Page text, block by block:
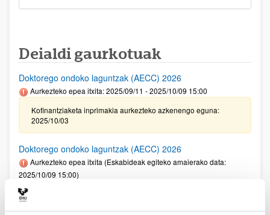
Deialdi gaurkotuak
Doktorego ondoko laguntzak (AECC) 2026
Aurkezteko epea itxita: 2025/09/11 - 2025/10/09 15:00
Kofinantziaketa inprimakia aurkezteko azkenengo eguna:
2025/10/03
Doktorego ondoko laguntzak (AECC) 2026
Aurkezteko epea itxita (Eskabideak egiteko amaierako data:
2025/10/09 15:00)